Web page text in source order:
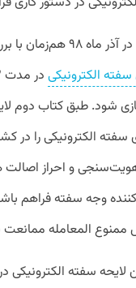
لایحه قانون تجارت مصوب کرد تا ز
سفته الکترونیکی
شود. طبق کتاب دوم
سفته الکترونیکی را در
و احراز اصالت
وجه سفته فراهم
المعامله ممانعت
لایحه سفته الکترونیکی